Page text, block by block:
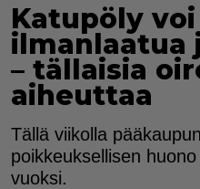
Katupöly
ilmanlaatua
– tällaisia
aiheuttaa
Tällä viikolla
poikkeuksellisen
vuoksi.